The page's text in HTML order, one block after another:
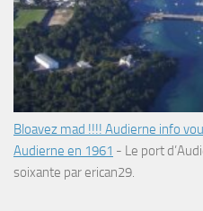
Bloavez mad !!!! Audierne info
Audierne en 1961 - Le port
soixante par erican29.